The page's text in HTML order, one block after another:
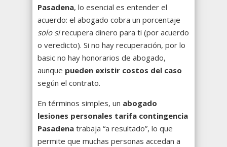
Pasadena, lo esencial es entender el
acuerdo: el abogado cobra un porcentaje
solo sirecupera dinero para ti (por acuerdo
o veredicto). Si no hay recuperación, por lo
basic no hay honorarios de abogado,
aunque pueden existir costos del caso
según el contrato.
En términos simples, un abogado
lesiones personales tarifa contingencia
Pasadena trabaja “a resultado”, lo que
permite que muchas personas accedan a